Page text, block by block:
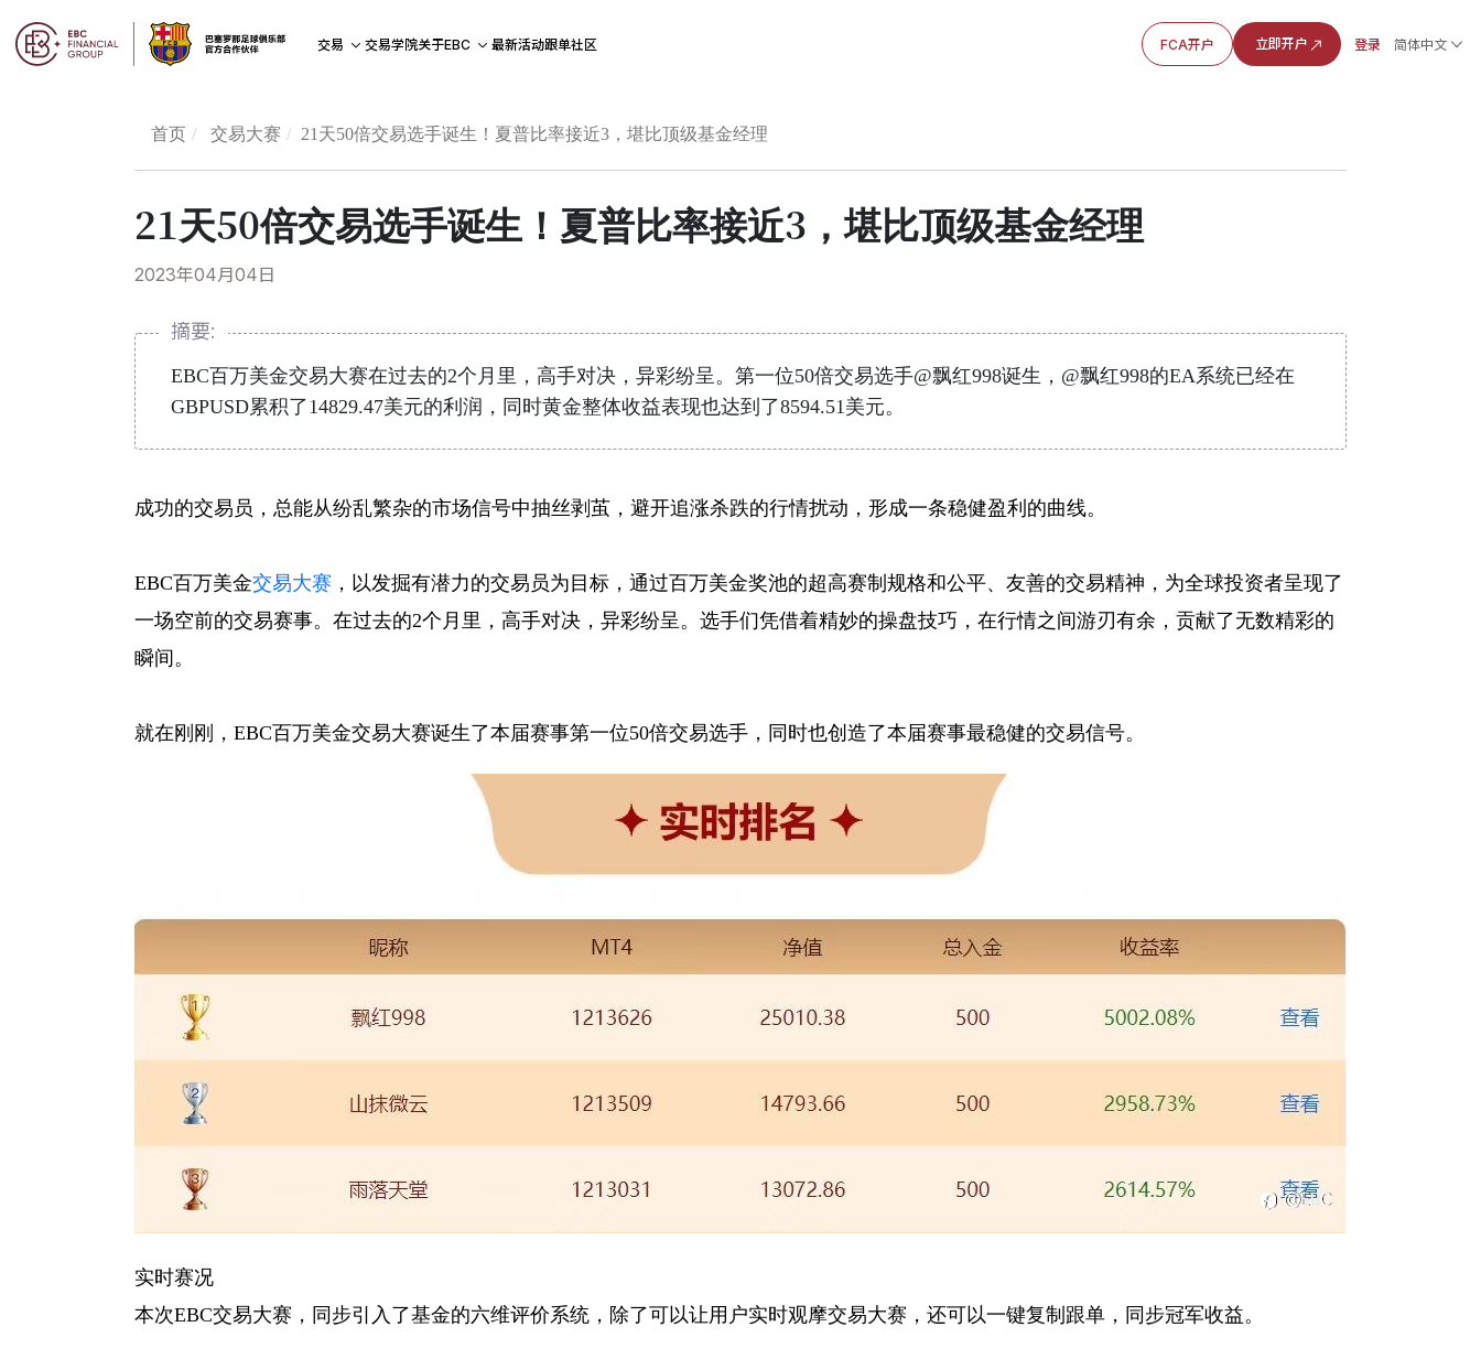
交易 交易学院关于EBC 最新活动跟单社区 FCA开户 立即开户 登录 简体中文
首页 交易大赛 21天50倍交易选手诞生！夏普比率接近3，堪比顶级基金经理
21天50倍交易选手诞生！夏普比率接近3，堪比顶级基金经理
2023年04月04日
摘要:
EBC百万美金交易大赛在过去的2个月里，高手对决，异彩纷呈。第一位50倍交易选手@飘红998诞生，@飘红998的EA系统已经在
GBPUSD累积了14829.47美元的利润，同时黄金整体收益表现也达到了8594.51美元。
成功的交易员，总能从纷乱繁杂的市场信号中抽丝剥茧，避开追涨杀跌的行情扰动，形成一条稳健盈利的曲线。
EBC百万美金交易大赛 ，以发掘有潜力的交易员为目标，通过百万美金奖池的超高赛制规格和公平、友善的交易精神，为全球投资者呈现了
一场空前的交易赛事。在过去的2个月里，高手对决，异彩纷呈。选手们凭借着精妙的操盘技巧，在行情之间游刃有余，贡献了无数精彩的
瞬间。
就在刚刚，EBC百万美金交易大赛诞生了本届赛事第一位50倍交易选手，同时也创造了本届赛事最稳健的交易信号。
实时赛况
本次EBC交易大赛，同步引入了基金的六维评价系统，除了可以让用户实时观摩交易大赛，还可以一键复制跟单，同步冠军收益。